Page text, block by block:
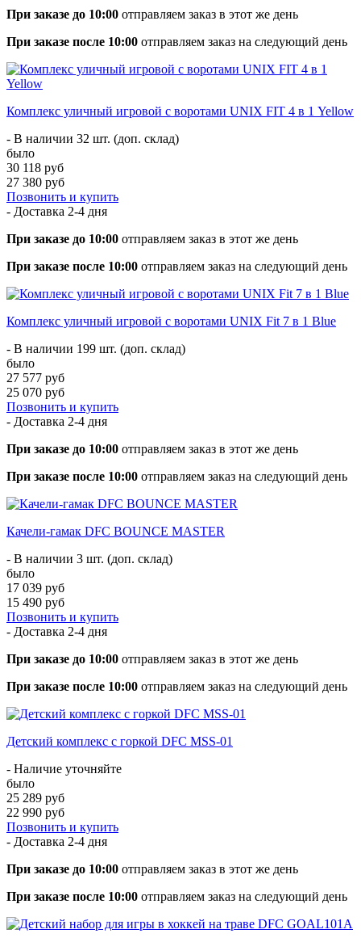
При заказе до 10:00 отправляем заказ в этот же день
При заказе после 10:00 отправляем заказ на следующий день
Комплекс уличный игровой с воротами UNIX FIT 4 в 1 Yellow
- В наличии 32 шт. (доп. склад)
было
30 118 руб
27 380 руб
Позвонить и купить
- Доставка 2-4 дня
При заказе до 10:00 отправляем заказ в этот же день
При заказе после 10:00 отправляем заказ на следующий день
Комплекс уличный игровой с воротами UNIX Fit 7 в 1 Blue
- В наличии 199 шт. (доп. склад)
было
27 577 руб
25 070 руб
Позвонить и купить
- Доставка 2-4 дня
При заказе до 10:00 отправляем заказ в этот же день
При заказе после 10:00 отправляем заказ на следующий день
Качели-гамак DFC BOUNCE MASTER
- В наличии 3 шт. (доп. склад)
было
17 039 руб
15 490 руб
Позвонить и купить
- Доставка 2-4 дня
При заказе до 10:00 отправляем заказ в этот же день
При заказе после 10:00 отправляем заказ на следующий день
Детский комплекс c горкой DFC MSS-01
- Наличие уточняйте
было
25 289 руб
22 990 руб
Позвонить и купить
- Доставка 2-4 дня
При заказе до 10:00 отправляем заказ в этот же день
При заказе после 10:00 отправляем заказ на следующий день